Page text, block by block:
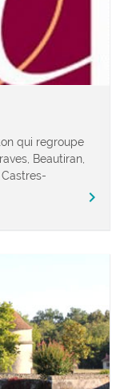
qui regroupe
Beautiran,
chevron_right